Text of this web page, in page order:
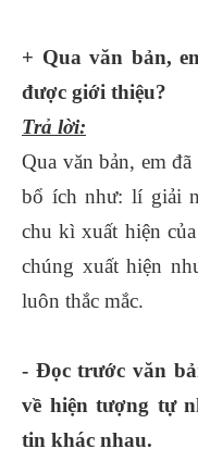
+ Qua văn bản,
được giới thiệu?
Trả lời:
Qua văn bản, em
bổ ích như: lí giải
chu kì xuất hiện
chúng xuất hiện
luôn thắc mắc.
- Đọc trước văn
về hiện tượng tự
tin khác nhau.